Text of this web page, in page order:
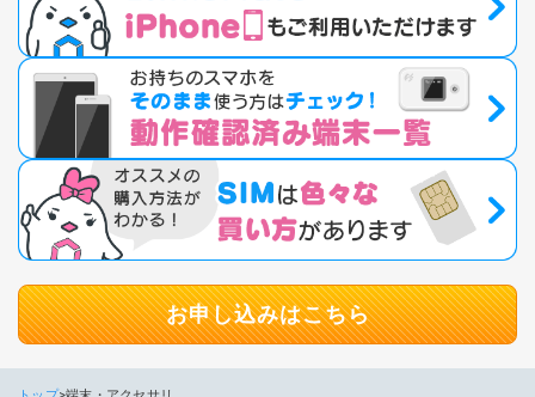
お申し込みはこちら